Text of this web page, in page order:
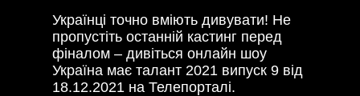
Українці точно вміють дивувати! Не
пропустіть останній кастинг перед
фіналом – дивіться онлайн шоу
Україна має талант 2021 випуск 9 від
18.12.2021 на Телепорталі.